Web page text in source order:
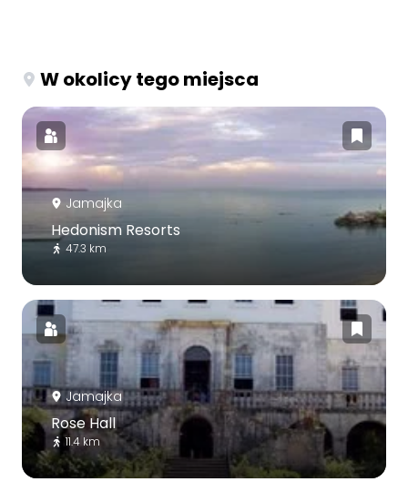
W okolicy tego miejsca
Jamajka
Hedonism Resorts
47.3 km
Jamajka
Rose Hall
11.4 km